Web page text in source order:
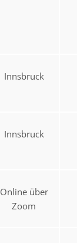
Innsbruck
Innsbruck
Online über
Zoom